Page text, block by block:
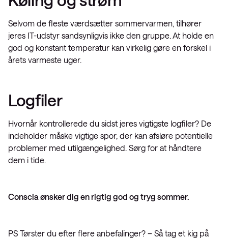
Selvom de fleste værdsætter sommervarmen, tilhører
jeres IT-udstyr sandsynligvis ikke den gruppe. At holde en
god og konstant temperatur kan virkelig gøre en forskel i
årets varmeste uger.
Logfiler
Hvornår kontrollerede du sidst jeres vigtigste logfiler? De
indeholder måske vigtige spor, der kan afsløre potentielle
problemer med utilgængelighed. Sørg for at håndtere
dem i tide.
Conscia ønsker dig en rigtig god og tryg sommer.
PS Tørster du efter flere anbefalinger? – Så tag et kig på